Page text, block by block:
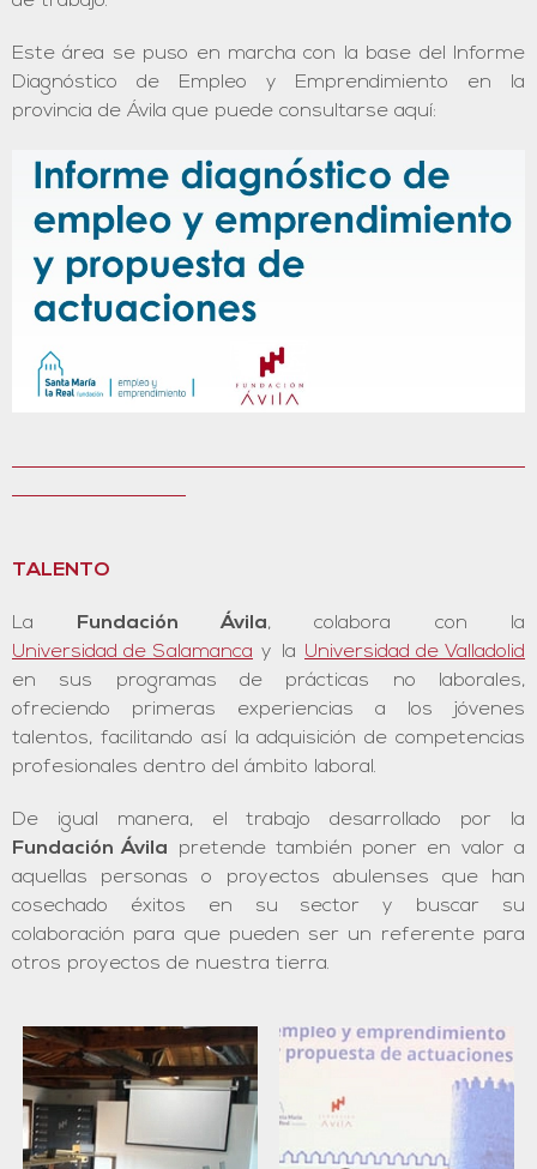
Este área se puso en marcha con la base del Informe
Diagnóstico de Empleo y Emprendimiento en la
provincia de Ávila que puede consultarse aquí:
TALENTO
La Fundación Ávila, colabora con la
Universidad de Salamanca y la Universidad de Valladolid
en sus programas de prácticas no laborales,
ofreciendo primeras experiencias a los jóvenes
talentos, facilitando así la adquisición de competencias
profesionales dentro del ámbito laboral.
De igual manera, el trabajo desarrollado por la
Fundación Ávila pretende también poner en valor a
aquellas personas o proyectos abulenses que han
cosechado éxitos en su sector y buscar su
colaboración para que pueden ser un referente para
otros proyectos de nuestra tierra.